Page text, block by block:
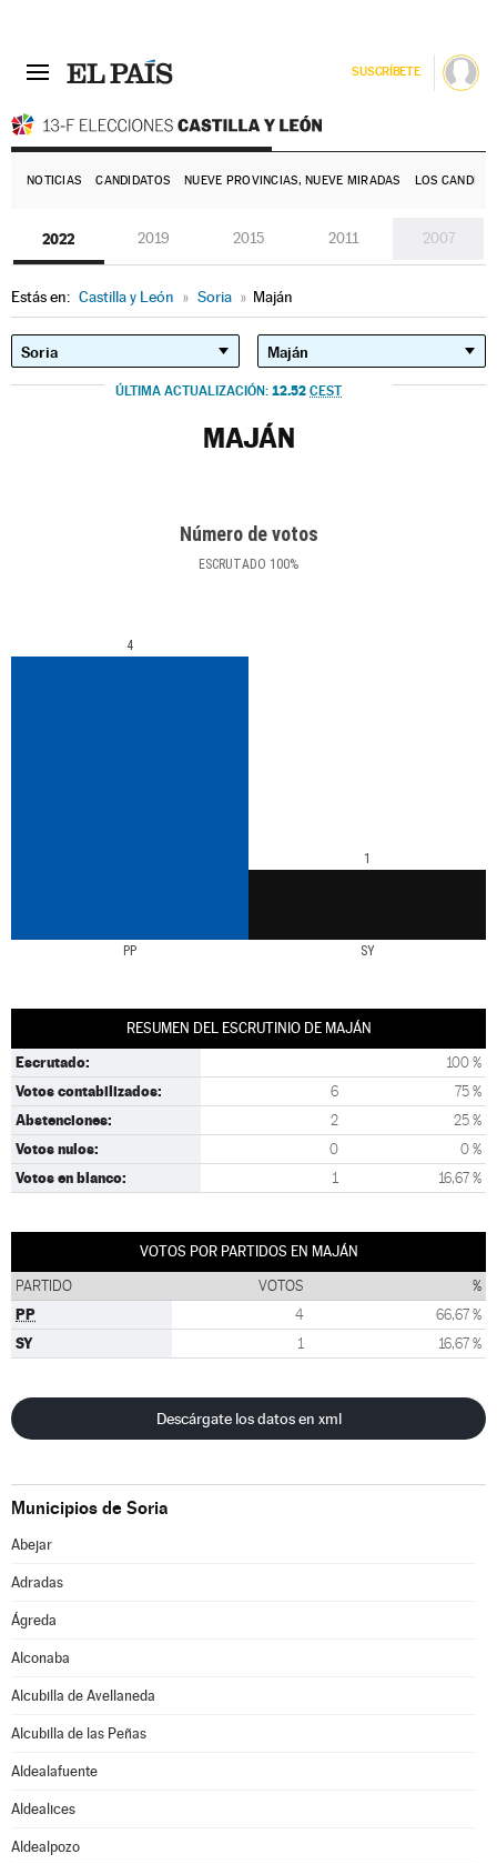
SUSCRÍBETE
NOTICIAS CANDIDATOS NUEVE PROVINCIAS, NUEVE MIRADAS LOS
2022 2019 2015 2011 2007
Estás en: Castilla y León » Soria » Maján
ÚLTIMA ACTUALIZACIÓN: 12.52 CEST
MAJÁN
Número de votos
ESCRUTADO 100%
PP SY
4
1
RESUMEN DEL ESCRUTINIO DE MAJÁN
Escrutado: 100 %
Votos contabilizados: 6 75 %
Abstenciones: 2 25 %
Votos nulos: 0 0 %
Votos en blanco: 1 16,67 %
VOTOS POR PARTIDOS EN MAJÁN
PARTIDO VOTOS %
PP 4 66,67 %
SY 1 16,67 %
Descárgate los datos en xml
Municipios de Soria
Abejar
Adradas
Ágreda
Alconaba
Alcubilla de Avellaneda
Alcubilla de las Peñas
Aldealafuente
Aldealices
Aldealpozo